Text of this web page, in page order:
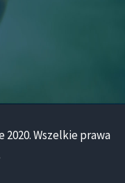
Wszelkie prawa